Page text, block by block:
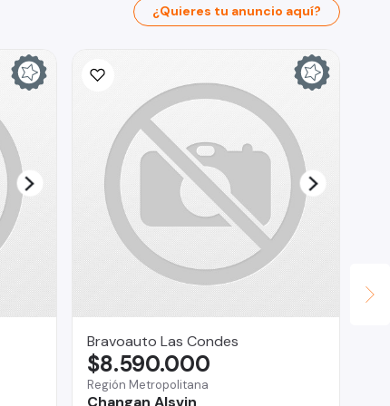
¿Quieres tu anuncio aquí?
Bravoauto Las Condes
Región Metropolitana
Changan Alsvin
$8.590.000